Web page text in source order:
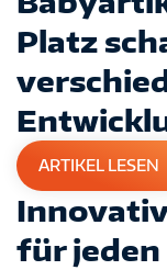
Platz
ARTIKEL LESEN
für jeden